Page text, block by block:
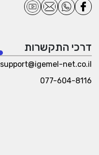
דרכי התקשרות
support@igemel-net.co.il
077-604-8116